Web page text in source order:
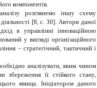
компонентів.
розглянемо іншу схему
[8, с. 30]. Автори даної
в управлінні інноваційною
у вигляді організаційного
– стратегічний, тактичний і
аналізувати, яким чином
збереження її стійкого стану,
явища. Ініціатором даного